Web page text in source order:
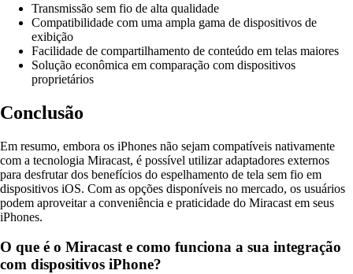
Transmissão sem fio de alta qualidade
Compatibilidade com uma ampla gama de dispositivos de
exibição
Facilidade de compartilhamento de conteúdo em telas maiores
Solução econômica em comparação com dispositivos
proprietários
Conclusão
Em resumo, embora os iPhones não sejam compatíveis nativamente
com a tecnologia Miracast, é possível utilizar adaptadores externos
para desfrutar dos benefícios do espelhamento de tela sem fio em
dispositivos iOS. Com as opções disponíveis no mercado, os usuários
podem aproveitar a conveniência e praticidade do Miracast em seus
iPhones.
O que é o Miracast e como funciona a sua integração
com dispositivos iPhone?